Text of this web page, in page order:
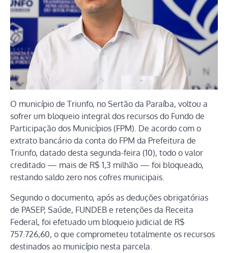
O município de Triunfo, no Sertão da Paraíba, voltou a
sofrer um bloqueio integral dos recursos do Fundo de
Participação dos Municípios (FPM). De acordo com o
extrato bancário da conta do FPM da Prefeitura de
Triunfo, datado desta segunda-feira (10), todo o valor
creditado — mais de R$ 1,3 milhão — foi bloqueado,
restando saldo zero nos cofres municipais.
Segundo o documento, após as deduções obrigatórias
de PASEP, Saúde, FUNDEB e retenções da Receita
Federal, foi efetuado um bloqueio judicial de R$
757.726,60, o que comprometeu totalmente os recursos
destinados ao município nesta parcela.